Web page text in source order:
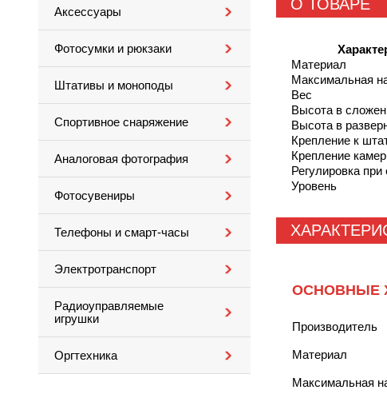
Аксессуары
Фотосумки и рюкзаки
Штативы и моноподы
Спортивное снаряжение
Аналоговая фотография
Фотосувениры
Телефоны и смарт-часы
Электротранспорт
Радиоуправляемые
игрушки
Оргтехника
О ТОВАРЕ
Материал
Максимальная
Вес
Высота в
Высота в
Крепление к
Крепление
Регулировка
Уровень
ОСНОВНЫЕ
Производитель
Материал
Максимальная